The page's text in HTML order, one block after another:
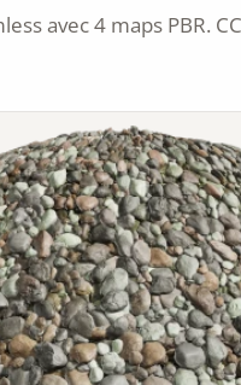
avec 4 maps PBR.